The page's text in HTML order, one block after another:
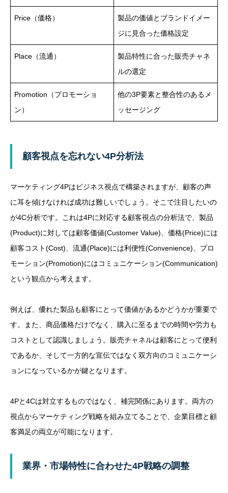
Price（価格）
製品の価値とブランドイメー
ジに見合った価格設定
Place（流通）
製品特性に合った販売チャネ
ルの選定
Promotion（プロモーショ
ン）
他の3P要素と整合性のあるメ
ッセージング
顧客視点を忘れない4P分析法
マーケティング4Pはビジネス視点で構築されますが、顧客の声
に耳を傾けなければ成功は難しいでしょう。そこで注目したいの
が4C分析です。これは4Pに対応する顧客視点の分析法で、製品
(Product)に対しては顧客価値(Customer Value)、価格(Price)には
顧客コスト(Cost)、流通(Place)には利便性(Convenience)、プロ
モーション(Promotion)にはコミュニケーション(Communication)
という観点から考えます。
例えば、優れた製品も顧客にとって価値があるかどうかが重要で
す。また、商品価格だけでなく、購入に至るまでの時間や労力も
コストとして認識しましょう。販売チャネルは顧客にとって便利
であるか、そして一方的な宣伝ではなく双方向のコミュニケーシ
ョンになっているかが鍵となります。
4Pと4Cは対立するものではなく、補完関係にあります。両方の
視点からマーケティング戦略を組み立てることで、企業目標と顧
客満足の両立が可能になります。
業界・市場特性に合わせた4P戦略の調整